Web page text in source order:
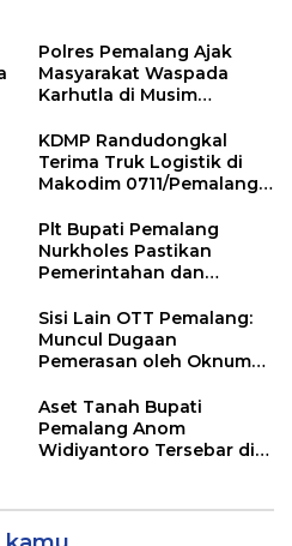
Polres Pemalang Ajak
Masyarakat Waspada
Karhutla di Musim
KDMP Randudongkal
Terima Truk Logistik di
Makodim 0711/Pemalang
Desa
Plt Bupati Pemalang
Nurkholes Pastikan
Pemerintahan dan
Berjalan
Sisi Lain OTT Pemalang:
Muncul Dugaan
Pemerasan oleh Oknum
Aset Tanah Bupati
Pemalang Anom
Widiyantoro Tersebar di